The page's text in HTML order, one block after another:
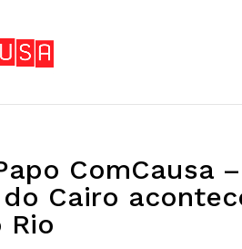
ComCausa
do Cairo
Rio